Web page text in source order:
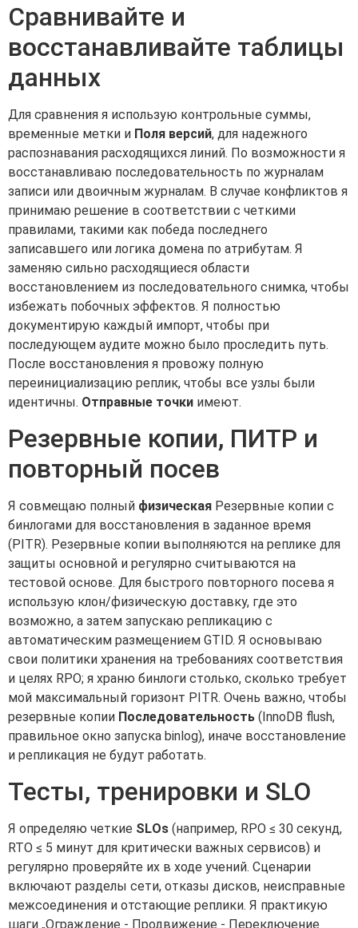
Сравнивайте и
восстанавливайте таблицы
данных
Для сравнения я использую контрольные суммы,
временные метки и Поля версий, для надежного
распознавания расходящихся линий. По возможности я
восстанавливаю последовательность по журналам
записи или двоичным журналам. В случае конфликтов я
принимаю решение в соответствии с четкими
правилами, такими как победа последнего
записавшего или логика домена по атрибутам. Я
заменяю сильно расходящиеся области
восстановлением из последовательного снимка, чтобы
избежать побочных эффектов. Я полностью
документирую каждый импорт, чтобы при
последующем аудите можно было проследить путь.
После восстановления я провожу полную
переинициализацию реплик, чтобы все узлы были
идентичны. Отправные точки имеют.
Резервные копии, ПИТР и
повторный посев
Я совмещаю полный физическая Резервные копии с
бинлогами для восстановления в заданное время
(PITR). Резервные копии выполняются на реплике для
защиты основной и регулярно считываются на
тестовой основе. Для быстрого повторного посева я
использую клон/физическую доставку, где это
возможно, а затем запускаю репликацию с
автоматическим размещением GTID. Я основываю
свои политики хранения на требованиях соответствия
и целях RPO; я храню бинлоги столько, сколько требует
мой максимальный горизонт PITR. Очень важно, чтобы
резервные копии Последовательность (InnoDB flush,
правильное окно запуска binlog), иначе восстановление
и репликация не будут работать.
Тесты, тренировки и SLO
Я определяю четкие SLOs (например, RPO ≤ 30 секунд,
RTO ≤ 5 минут для критически важных сервисов) и
регулярно проверяйте их в ходе учений. Сценарии
включают разделы сети, отказы дисков, неисправные
межсоединения и отстающие реплики. Я практикую
шаги „Ограждение - Продвижение - Переключение